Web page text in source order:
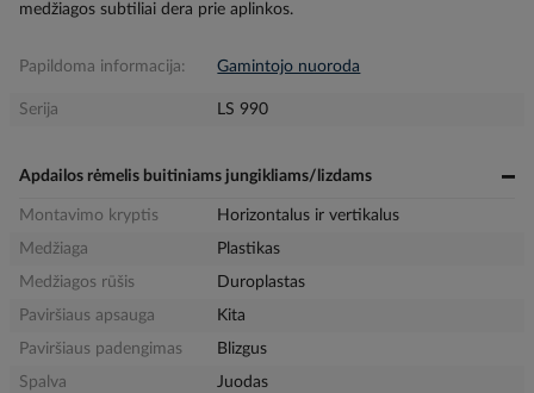
medžiagos subtiliai dera prie aplinkos.
Papildoma informacija: Gamintojo nuoroda
Serija LS 990
Apdailos rėmelis buitiniams jungikliams/lizdams
Montavimo kryptis
Horizontalus ir vertikalus
Medžiaga
Plastikas
Medžiagos rūšis
Duroplastas
Paviršiaus apsauga
Kita
Paviršiaus padengimas
Blizgus
Spalva
Juodas